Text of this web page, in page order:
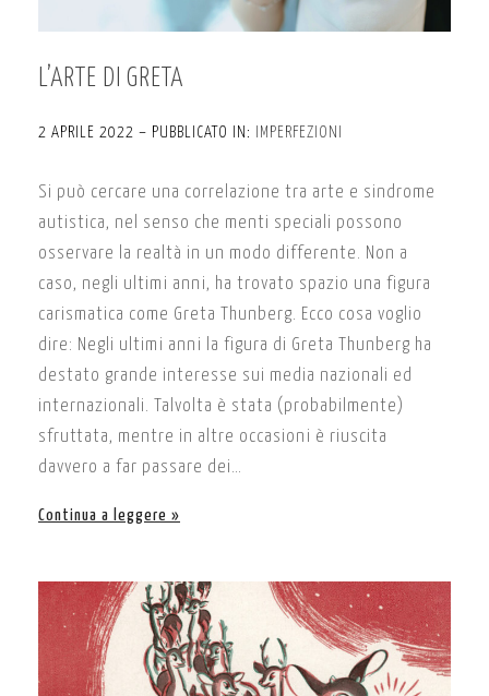
L’ARTE DI GRETA
2 APRILE 2022 – PUBBLICATO IN: IMPERFEZIONI
Si può cercare una correlazione tra arte e sindrome
autistica, nel senso che menti speciali possono
osservare la realtà in un modo differente. Non a
caso, negli ultimi anni, ha trovato spazio una figura
carismatica come Greta Thunberg. Ecco cosa voglio
dire: Negli ultimi anni la figura di Greta Thunberg ha
destato grande interesse sui media nazionali ed
internazionali. Talvolta è stata (probabilmente)
sfruttata, mentre in altre occasioni è riuscita
davvero a far passare dei…
Continua a leggere